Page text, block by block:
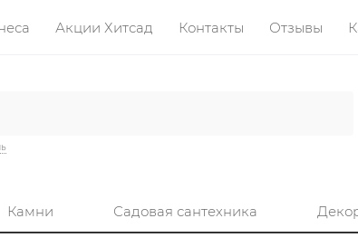
Акции Хитсад Контакты Отзывы
Камни Садовая сантехника